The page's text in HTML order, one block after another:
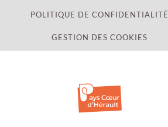
POLITIQUE DE CONFIDENTIALITÉ
GESTION DES COOKIES